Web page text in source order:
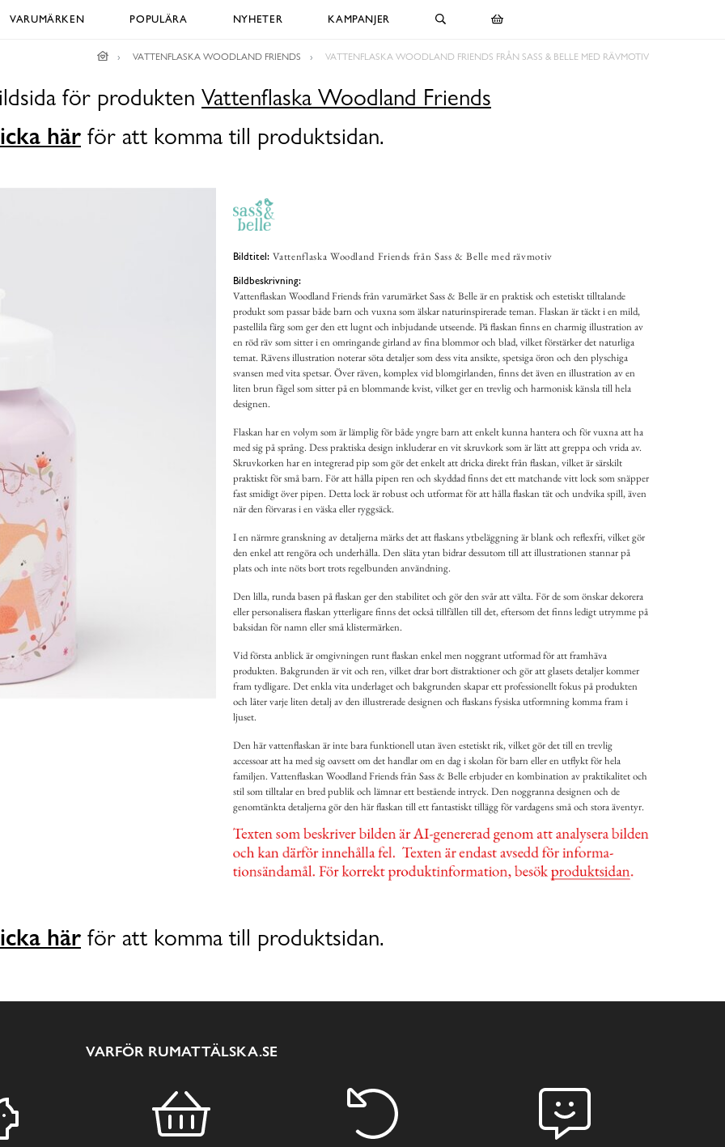
VARUMÄRKEN POPULÄRA NYHETER KAMPANJER
VATTENFLASKA WOODLAND FRIENDS VATTENFLASKA WOODLAND FRIENDS FRÅN SASS & BELLE MED RÄVMOTIV
för produkten Vattenflaska Woodland Friends
här för att komma till produktsidan.
Bildtitel: Vattenflaska Woodland Friends från Sass & Belle med rävmotiv
Bildbeskrivning:
Vattenflaskan Woodland Friends från varumärket Sass & Belle är en praktisk och estetiskt tilltalande
produkt som passar både barn och vuxna som älskar naturinspirerade teman. Flaskan är täckt i en mild,
pastellila färg som ger den ett lugnt och inbjudande utseende. På flaskan finns en charmig illustration av
en röd räv som sitter i en omringande girland av fina blommor och blad, vilket förstärker det naturliga
temat. Rävens illustration noterar söta detaljer som dess vita ansikte, spetsiga öron och den plyschiga
svansen med vita spetsar. Över räven, komplex vid blomgirlanden, finns det även en illustration av en
liten brun fågel som sitter på en blommande kvist, vilket ger en trevlig och harmonisk känsla till hela
designen.
Flaskan har en volym som är lämplig för både yngre barn att enkelt kunna hantera och för vuxna att ha
med sig på språng. Dess praktiska design inkluderar en vit skruvkork som är lätt att greppa och vrida av.
Skruvkorken har en integrerad pip som gör det enkelt att dricka direkt från flaskan, vilket är särskilt
praktiskt för små barn. För att hålla pipen ren och skyddad finns det ett matchande vitt lock som snäpper
fast smidigt över pipen. Detta lock är robust och utformat för att hålla flaskan tät och undvika spill, även
när den förvaras i en väska eller ryggsäck.
I en närmre granskning av detaljerna märks det att flaskans ytbeläggning är blank och reflexfri, vilket gör
den enkel att rengöra och underhålla. Den släta ytan bidrar dessutom till att illustrationen stannar på
plats och inte nöts bort trots regelbunden användning.
Den lilla, runda basen på flaskan ger den stabilitet och gör den svår att välta. För de som önskar dekorera
eller personalisera flaskan ytterligare finns det också tillfällen till det, eftersom det finns ledigt utrymme på
baksidan för namn eller små klistermärken.
Vid första anblick är omgivningen runt flaskan enkel men noggrant utformad för att framhäva
produkten. Bakgrunden är vit och ren, vilket drar bort distraktioner och gör att glasets detaljer kommer
fram tydligare. Det enkla vita underlaget och bakgrunden skapar ett professionellt fokus på produkten
och låter varje liten detalj av den illustrerade designen och flaskans fysiska utformning komma fram i
ljuset.
Den här vattenflaskan är inte bara funktionell utan även estetiskt rik, vilket gör det till en trevlig
accessoar att ha med sig oavsett om det handlar om en dag i skolan för barn eller en utflykt för hela
familjen. Vattenflaskan Woodland Friends från Sass & Belle erbjuder en kombination av praktikalitet och
stil som tilltalar en bred publik och lämnar ett bestående intryck. Den noggranna designen och de
genomtänkta detaljerna gör den här flaskan till ett fantastiskt tillägg för vardagens små och stora äventyr.
här för att komma till produktsidan.
VARFÖR RUMATTÄLSKA.SE